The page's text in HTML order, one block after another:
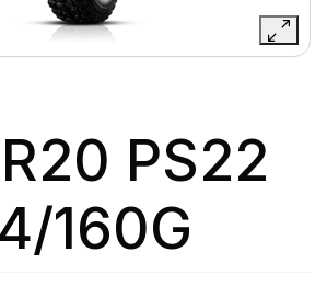
PS22
160G